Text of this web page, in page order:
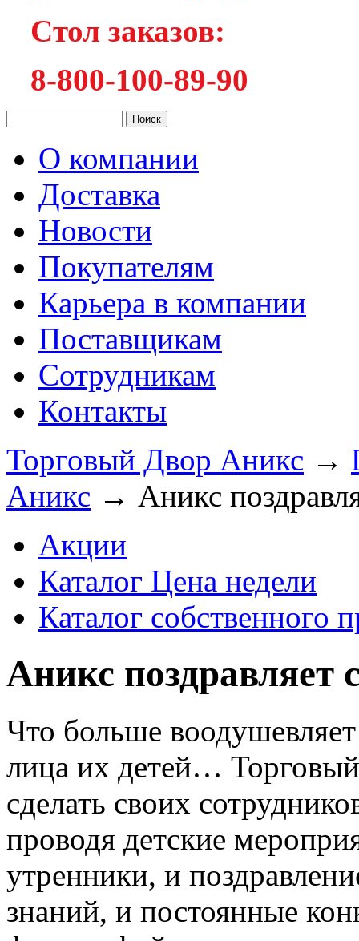
Cтол заказов:
8-800-100-89-90
О компании
Доставка
Новости
Покупателям
Карьера в компании
Поставщикам
Сотрудникам
Контакты
Торговый Двор Аникс →
Аникс → Аникс
Акции
Каталог Цена недели
Каталог собственного
Аникс поздравляет
Что больше
лица их детей…
сделать своих
проводя детские
утренники, и
знаний, и постоянные